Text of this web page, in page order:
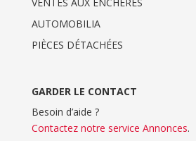
AUTOMOBILIA
PIÈCES DÉTACHÉES
GARDER LE CONTACT
Besoin d’aide ?
Contactez notre service Annonces.